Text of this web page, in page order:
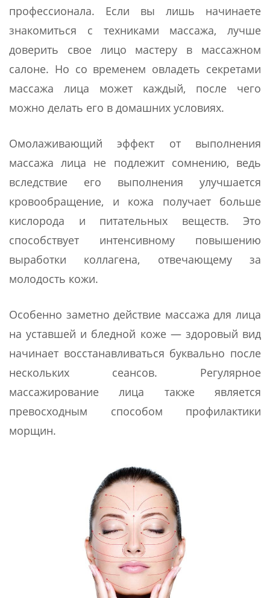
профессионала. Если вы лишь начинаете
знакомиться с техниками массажа, лучше
доверить свое лицо мастеру в массажном
салоне. Но со временем овладеть секретами
массажа лица может каждый, после чего
можно делать его в домашних условиях.
Омолаживающий эффект от выполнения
массажа лица не подлежит сомнению, ведь
вследствие его выполнения улучшается
кровообращение, и кожа получает больше
кислорода и питательных веществ. Это
способствует интенсивному повышению
выработки коллагена, отвечающему за
молодость кожи.
Особенно заметно действие массажа для лица
на уставшей и бледной коже — здоровый вид
начинает восстанавливаться буквально после
нескольких сеансов. Регулярное
массажирование лица также является
превосходным способом профилактики
морщин.